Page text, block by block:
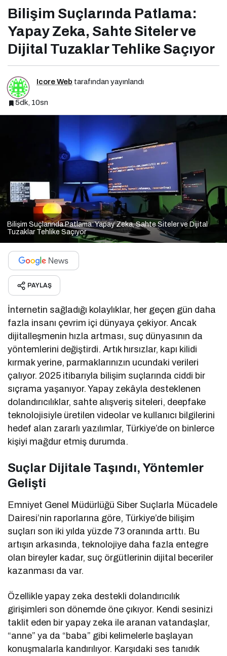
Saçıyor
Bilişim Suçlarında Patlama:
Yapay Zeka, Sahte Siteler ve
Dijital Tuzaklar Tehlike Saçıyor
Icore Web tarafından yayınlandı
5dk, 10sn
Bilişim Suçlarında Patlama: Yapay Zeka, Sahte Siteler ve Dijital
Tuzaklar Tehlike Saçıyor
PAYLAŞ
İnternetin sağladığı kolaylıklar, her geçen gün daha
fazla insanı çevrim içi dünyaya çekiyor. Ancak
dijitalleşmenin hızla artması, suç dünyasının da
yöntemlerini değiştirdi. Artık hırsızlar, kapı kilidi
kırmak yerine, parmaklarınızın ucundaki verileri
çalıyor. 2025 itibarıyla bilişim suçlarında ciddi bir
sıçrama yaşanıyor. Yapay zekâyla desteklenen
dolandırıcılıklar, sahte alışveriş siteleri, deepfake
teknolojisiyle üretilen videolar ve kullanıcı bilgilerini
hedef alan zararlı yazılımlar, Türkiye’de on binlerce
kişiyi mağdur etmiş durumda.
Suçlar Dijitale Taşındı, Yöntemler
Gelişti
Emniyet Genel Müdürlüğü Siber Suçlarla Mücadele
Dairesi’nin raporlarına göre, Türkiye’de bilişim
suçları son iki yılda yüzde 73 oranında arttı. Bu
artışın arkasında, teknolojiye daha fazla entegre
olan bireyler kadar, suç örgütlerinin dijital beceriler
kazanması da var.
Özellikle yapay zeka destekli dolandırıcılık
girişimleri son dönemde öne çıkıyor. Kendi sesinizi
taklit eden bir yapay zeka ile aranan vatandaşlar,
“anne” ya da “baba” gibi kelimelerle başlayan
konuşmalarla kandırılıyor. Karşıdaki ses tanıdık